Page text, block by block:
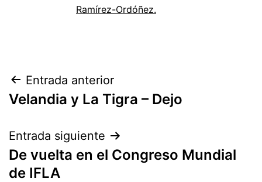
Ramírez-Ordóñez.
Navegación
de
entradas
Entrada anterior
Velandia y La Tigra – Dejo
Entrada siguiente
De vuelta en el Congreso Mundial
de IFLA